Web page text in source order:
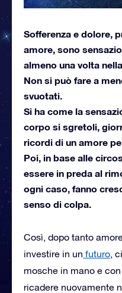
Sofferenza e dolore,
amore, sono
almeno una volta
Non si può fare a
svuotati.
Si ha come la
corpo si sgretoli,
ricordi di un amore
Poi, in base alle
essere in preda al
ogni caso, fanno
senso di colpa.
Così, dopo tanto
investire in un futuro,
mosche in mano e
ricadere nuovamente